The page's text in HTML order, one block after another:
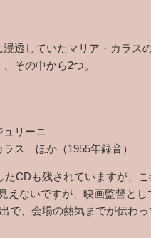
透していたマリア・カラス
その中から2つ。
リーニ
ス ほか（1955年録音）
たCDも残されていますが、
えないですが、映画監督とし
で、会場の熱気までが伝わ